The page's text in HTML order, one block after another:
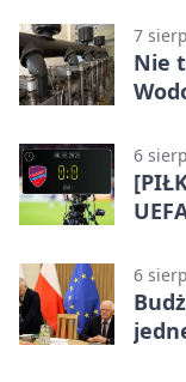
7
Nie
6
6